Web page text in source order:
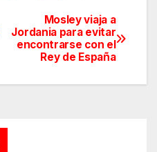
Mosley viaja a
Jordania para evitar
encontrarse con el
Rey de España